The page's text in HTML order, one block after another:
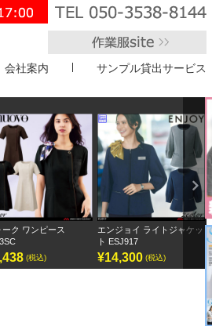
会社案内 サンプル貸出サービス
エンジョイ ライトジャケッ
ト ESJ917
¥14,300
ボンオフィス キュロット
AC3217
¥9,295 (税込)
Next